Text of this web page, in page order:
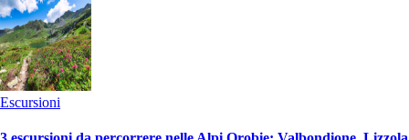
Escursioni